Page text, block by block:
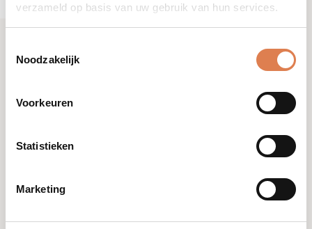
verzameld op basis van uw gebruik van hun services.
Noodzakelijk
Voorkeuren
Statistieken
Marketing
Enhancer
Tsamma die wordt gebruikt vanwege het